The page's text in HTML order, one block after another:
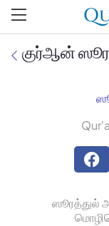
Jan Trust
Mufti Omar
குர்ஆன்
ஸூரத்துல்